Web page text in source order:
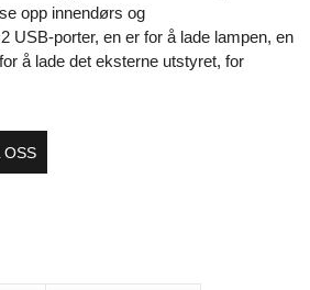
opp innendørs og
USB-porter, en er for å lade lampen, en
å lade det eksterne utstyret, for
OSS